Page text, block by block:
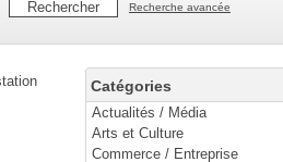
Recherche avancée
Catégories
Actualités / Média
Arts et Culture
Commerce / Entreprise